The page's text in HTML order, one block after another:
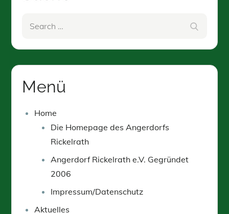
Menü
Home
Die Homepage des Angerdorfs
Rickelrath
Angerdorf Rickelrath e.V. Gegründet
2006
Impressum/Datenschutz
Aktuelles